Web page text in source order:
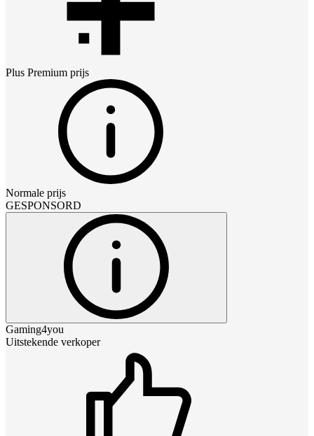
Plus Premium prijs
Normale prijs
GESPONSORD
Gaming4you
Uitstekende verkoper